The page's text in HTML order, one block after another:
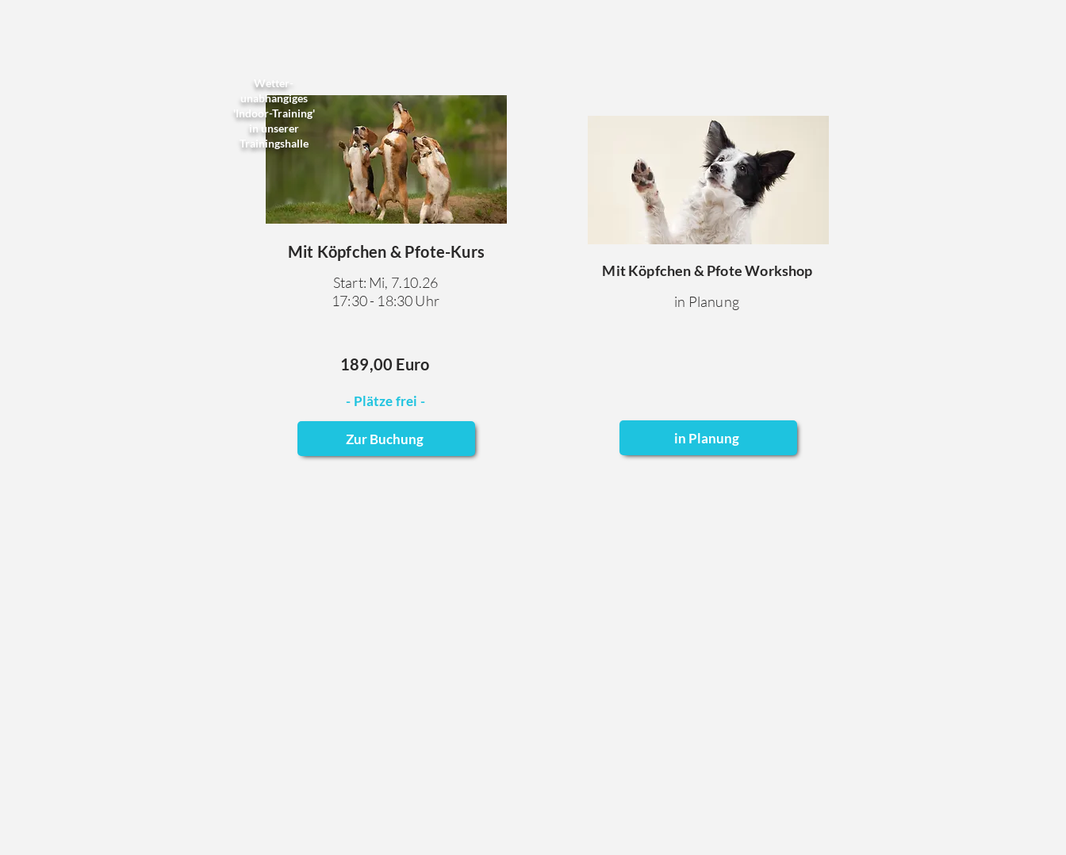
Mit Köpfchen & Pfote-Kurs
Start: Mi, 7.10.26
17:30 - 18:30 Uhr
189,00 Euro
- Plätze frei -
Zur Buchung
Wetter-
unabhängiges
'Indoor-Training'
in unserer
Trainingshalle
Mit Köpfchen & Pfote Workshop
in Planung
in Planung